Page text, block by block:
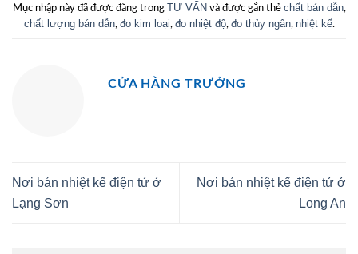
Mục nhập này đã được đăng trong TƯ VẤN và được gắn thẻ chất bán dẫn,
chất lượng bán dẫn, đo kim loại, đo nhiệt độ, đo thủy ngân, nhiệt kế.
CỬA HÀNG TRƯỞNG
Nơi bán nhiệt kế điện tử ở
Lạng Sơn
Nơi bán nhiệt kế điện tử ở
Long An